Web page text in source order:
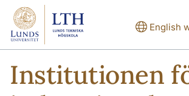
Hoppa till huvudinnehåll
Hoppa till huvudinnehåll
English
Institutionen